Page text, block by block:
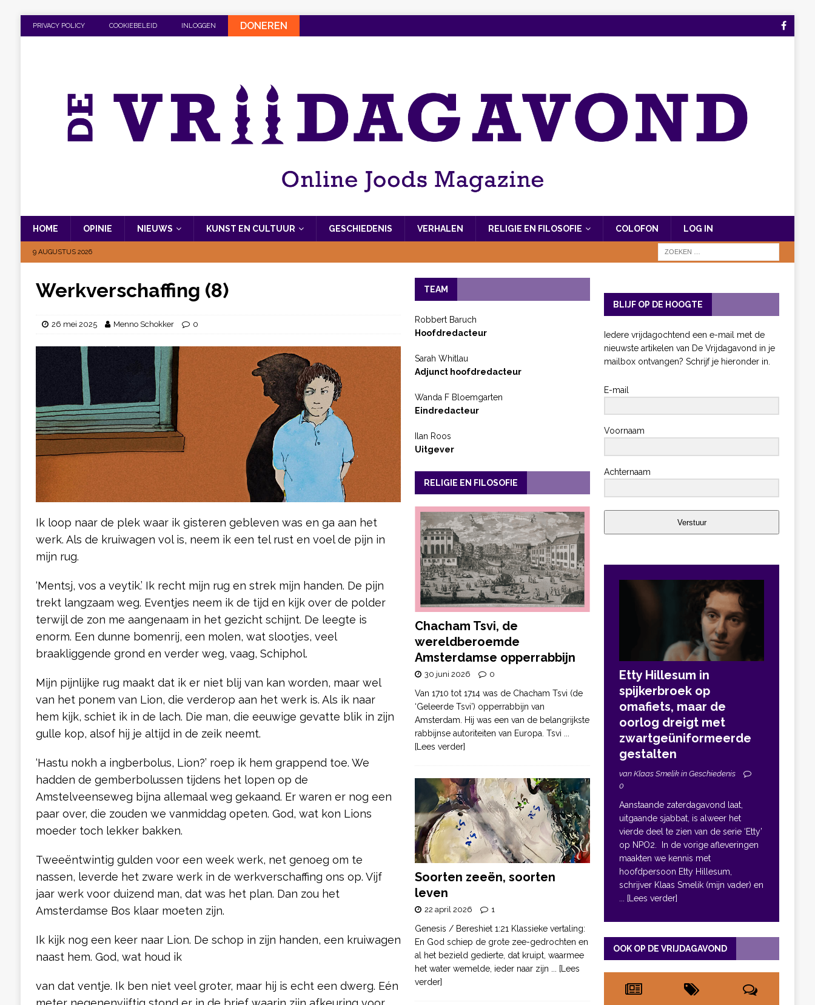
PRIVACY POLICY COOKIEBELEID INLOGGEN DONEREN
HOME OPINIE NIEUWS KUNST EN CULTUUR GESCHIEDENIS VERHALEN RELIGIE EN FILOSOFIE COLOFON LOG IN
9 AUGUSTUS 2026
Werkverschaffing (8)
26 mei 2025 Menno Schokker 0
Ik loop naar de plek waar ik gisteren gebleven was en ga aan het
werk. Als de kruiwagen vol is, neem ik een tel rust en voel de pijn in
mijn rug.
‘Mentsj, vos a veytik.’ Ik recht mijn rug en strek mijn handen. De pijn
trekt langzaam weg. Eventjes neem ik de tijd en kijk over de polder
terwijl de zon me aangenaam in het gezicht schijnt. De leegte is
enorm. Een dunne bomenrij, een molen, wat slootjes, veel
braakliggende grond en verder weg, vaag, Schiphol.
Mijn pijnlijke rug maakt dat ik er niet blij van kan worden, maar wel
van het ponem van Lion, die verderop aan het werk is. Als ik naar
hem kijk, schiet ik in de lach. Die man, die eeuwige gevatte blik in zijn
gulle kop, alsof hij je altijd in de zeik neemt.
‘Hastu nokh a ingberbolus, Lion?’ roep ik hem grappend toe. We
hadden de gemberbolussen tijdens het lopen op de
Amstelveenseweg bijna allemaal weg gekaand. Er waren er nog een
paar over, die zouden we vanmiddag opeten. God, wat kon Lions
moeder toch lekker bakken.
Tweeëntwintig gulden voor een week werk, net genoeg om te
nassen, leverde het zware werk in de werkverschaffing ons op. Vijf
jaar werk voor duizend man, dat was het plan. Dan zou het
Amsterdamse Bos klaar moeten zijn.
Ik kijk nog een keer naar Lion. De schop in zijn handen, een kruiwagen
naast hem. God, wat houd ik
van dat ventje. Ik ben niet veel groter, maar hij is echt een dwerg. Eén
TEAM
Robbert Baruch
Hoofdredacteur
Sarah Whitlau
Adjunct hoofdredacteur
Wanda F Bloemgarten
Eindredacteur
Ilan Roos
Uitgever
RELIGIE EN FILOSOFIE
Chacham Tsvi, de
wereldberoemde
Amsterdamse opperrabbijn
30 juni 2026 0
Van 1710 tot 1714 was de Chacham Tsvi (de
‘Geleerde Tsvi’) opperrabbijn van
Amsterdam. Hij was een van de belangrijkste
rabbijnse autoriteiten van Europa. Tsvi
[Lees verder]
Soorten zeeën, soorten
leven
22 april 2026 1
Genesis / Bereshiet 1:21 Klassieke vertaling:
En God schiep de grote zee-gedrochten en
al het bezield gedierte, dat kruipt, waarmee
het water wemelde, ieder naar zijn ... [Lees
verder]
BLIJF OP DE HOOGTE
Iedere vrijdagochtend een e-mail met de
nieuwste artikelen van De Vrijdagavond in je
mailbox ontvangen? Schrijf je hieronder in.
E-mail
Voornaam
Achternaam
Verstuur
Etty Hillesum in
spijkerbroek op
omafiets, maar de
oorlog dreigt met
zwartgeüniformeerde
gestalten
van Klaas Smelik in Geschiedenis
0
Aanstaande zaterdagavond laat,
uitgaande sjabbat, is alweer het
vierde deel te zien van de serie ‘Etty’
op NPO2. In de vorige afleveringen
maakten we kennis met
hoofdpersoon Etty Hillesum,
schrijver Klaas Smelik (mijn vader) en
... [Lees verder]
OOK OP DE VRIJDAGAVOND